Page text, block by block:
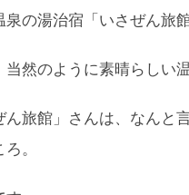
の湯治宿「いさぜん旅
当然のように素晴らしい
ん旅館」さんは、なんと
。